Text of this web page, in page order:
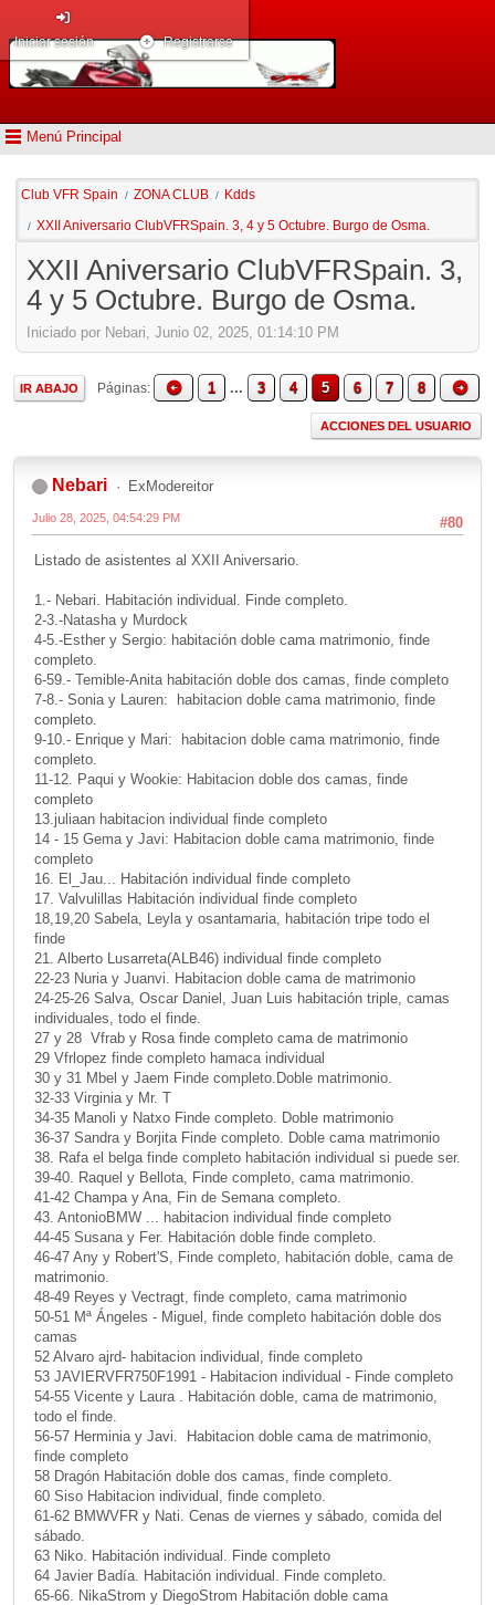
Menú Principal
Iniciar sesión Registrarse
Club VFR Spain / ZONA CLUB / Kdds
/ XXII Aniversario ClubVFRSpain. 3, 4 y 5 Octubre. Burgo de Osma.
XXII Aniversario ClubVFRSpain. 3,
4 y 5 Octubre. Burgo de Osma.
Iniciado por Nebari, Junio 02, 2025, 01:14:10 PM
IR ABAJO Páginas 1 ... 3 4 5 6 7 8
ACCIONES DEL USUARIO
Nebari ExModereitor
#80
Julio 28, 2025, 04:54:29 PM
Listado de asistentes al XXII Aniversario.
1.- Nebari. Habitación individual. Finde completo.
2-3.-Natasha y Murdock
4-5.-Esther y Sergio: habitación doble cama matrimonio, finde
completo.
6-59.- Temible-Anita habitación doble dos camas, finde completo
7-8.- Sonia y Lauren: habitacion doble cama matrimonio, finde
completo.
9-10.- Enrique y Mari: habitacion doble cama matrimonio, finde
completo.
11-12. Paqui y Wookie: Habitacion doble dos camas, finde
completo
13.juliaan habitacion individual finde completo
14 - 15 Gema y Javi: Habitacion doble cama matrimonio, finde
completo
16. El_Jau... Habitación individual finde completo
17. Valvulillas Habitación individual finde completo
18,19,20 Sabela, Leyla y osantamaria, habitación tripe todo el
finde
21. Alberto Lusarreta(ALB46) individual finde completo
22-23 Nuria y Juanvi. Habitacion doble cama de matrimonio
24-25-26 Salva, Oscar Daniel, Juan Luis habitación triple, camas
individuales, todo el finde.
27 y 28 Vfrab y Rosa finde completo cama de matrimonio
29 Vfrlopez finde completo hamaca individual
30 y 31 Mbel y Jaem Finde completo.Doble matrimonio.
32-33 Virginia y Mr. T
34-35 Manoli y Natxo Finde completo. Doble matrimonio
36-37 Sandra y Borjita Finde completo. Doble cama matrimonio
38. Rafa el belga finde completo habitación individual si puede ser.
39-40. Raquel y Bellota, Finde completo, cama matrimonio.
41-42 Champa y Ana, Fin de Semana completo.
43. AntonioBMW ... habitacion individual finde completo
44-45 Susana y Fer. Habitación doble finde completo.
46-47 Any y Robert'S, Finde completo, habitación doble, cama de
matrimonio.
48-49 Reyes y Vectragt, finde completo, cama matrimonio
50-51 Mª Ángeles - Miguel, finde completo habitación doble dos
camas
52 Alvaro ajrd- habitacion individual, finde completo
53 JAVIERVFR750F1991 - Habitacion individual - Finde completo
54-55 Vicente y Laura . Habitación doble, cama de matrimonio,
todo el finde.
56-57 Herminia y Javi. Habitacion doble cama de matrimonio,
finde completo
58 Dragón Habitación doble dos camas, finde completo.
60 Siso Habitacion individual, finde completo.
61-62 BMWVFR y Nati. Cenas de viernes y sábado, comida del
sábado.
63 Niko. Habitación individual. Finde completo
64 Javier Badía. Habitación individual. Finde completo.
65-66. NikaStrom y DiegoStrom Habitación doble cama